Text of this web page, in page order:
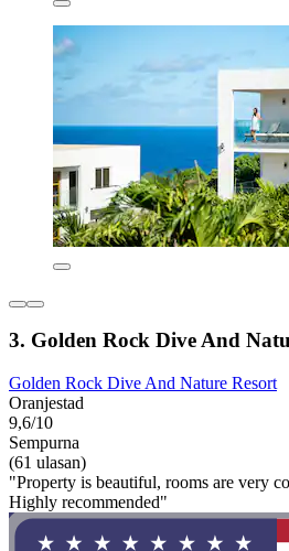
3. Golden Rock Dive And
Golden Rock Dive And Nature Resort
Oranjestad
9,6/10
Sempurna
(61 ulasan)
"Property is beautiful, rooms are very
Highly recommended"